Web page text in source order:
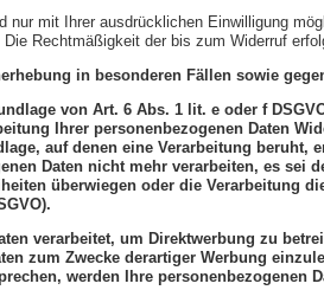
nur mit Ihrer ausdrücklichen Einwilligung
Rechtmäßigkeit der bis zum Widerruf
in besonderen Fällen sowie
von Art. 6 Abs. 1 lit. e oder f
Ihrer personenbezogenen Daten
auf denen eine Verarbeitung beruht,
Daten nicht mehr verarbeiten, es
überwiegen oder die Verarbeitung
verarbeitet, um Direktwerbung zu
zum Zwecke derartiger Werbung
werden Ihre